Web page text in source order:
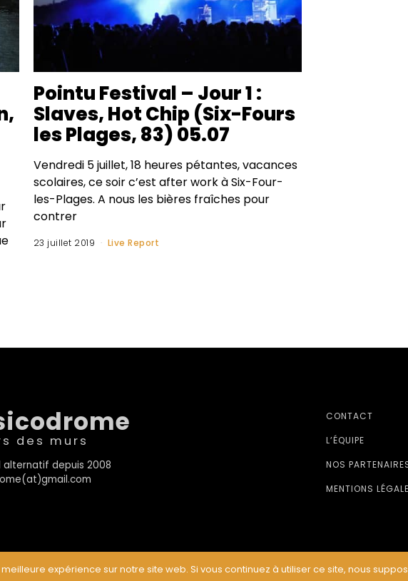
Pointu Festival – Jour 1 :
Slaves, Hot Chip (Six-Fours
les Plages, 83) 05.07
Vendredi 5 juillet, 18 heures pétantes, vacances
scolaires, ce soir c’est after work à Six-Four-
les-Plages. A nous les bières fraîches pour
contrer
23 juillet 2019 Live Report
des murs
alternatif depuis 2008
CONTACT
L’ÉQUIPE
NOS
MENTIONS
expérience sur notre site web. Si vous continuez à utiliser ce site, nous